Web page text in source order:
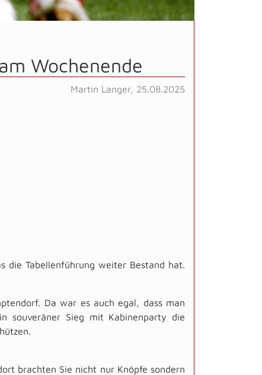
Wochenende
Martin Langer, 25.08.2025
die Tabellenführung weiter Bestand hat.
Da war es auch egal, dass man
souveräner Sieg mit Kabinenparty die
brachten Sie nicht nur Knöpfe sondern